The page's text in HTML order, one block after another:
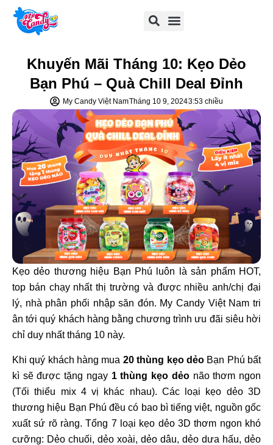
Khuyến Mãi Tháng 10: Kẹo Dẻo
Bạn Phú – Quà Chill Deal Đỉnh
My Candy Việt NamTháng 10 9, 20243:53 chiều
Kẹo dẻo thương hiệu Bạn Phú luôn là sản phẩm HOT,
top bán chạy nhất thị trường và được nhiều anh/chị đại
lý, nhà phân phối nhập săn đón. My Candy Việt Nam tri
ân tới quý khách hàng bằng chương trình ưu đãi siêu hời
chỉ duy nhất tháng 10 này.
Khi quý khách hàng mua 20 thùng kẹo dẻoBạn Phú bất
kì sẽ được tặng ngay 1 thùng kẹo dẻonão thơm ngon
(Tối thiểu mix 4 vị khác nhau). Các loại kẹo dẻo 3D
thương hiệu Bạn Phú đều có bao bì tiếng việt, nguồn gốc
xuất sứ rõ ràng. Tổng 7 loại kẹo dẻo 3D thơm ngon khó
cưỡng: Dẻo chuối, dẻo xoài, dẻo dâu, dẻo dưa hấu, dẻo